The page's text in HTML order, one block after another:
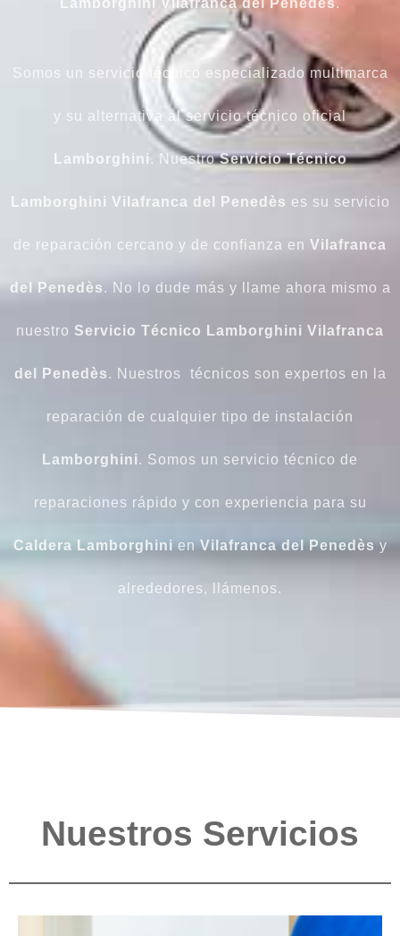
Somos un servicio técnico especializado multimarca
y su alternativa al servicio técnico oficial
Lamborghini . NuestroServicio Técnico
Lamborghini Vilafranca del Penedès es su servicio
de reparación cercano y de confianza en Vilafranca
del Penedès. No lo dude más y llame ahora mismo a
nuestro Servicio Técnico Lamborghini Vilafranca
del Penedès. Nuestros técnicos son expertos en la
reparación de cualquier tipo de instalación
Lamborghini. Somos un servicio técnico de
reparaciones rápido y con experiencia para su
Caldera Lamborghini en Vilafranca del Penedès y
alrededores, llámenos.
Nuestros Servicios